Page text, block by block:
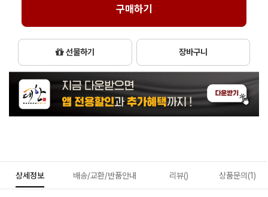
구매하기
선물하기 장바구니
상세정보 배송/교환/반품안내 리뷰() 상품문의(1)